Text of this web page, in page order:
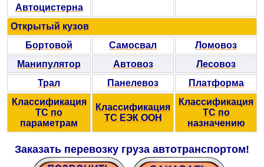
Автоцистерна
Открытый кузов
Бортовой
Самосвал
Ломовоз
Манипулятор
Автовоз
Лесовоз
Трал
Панелевоз
Платформа
Классификация
ТС по
параметрам
Классификация
ТС ЕЭК ООН
Классификация
ТС по
назначению
Заказать перевозку груза автотранспортом!